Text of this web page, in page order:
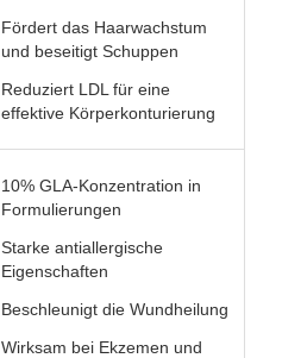
Fördert das Haarwachstum
und beseitigt Schuppen
Reduziert LDL für eine
effektive Körperkonturierung
10% GLA-Konzentration in
Formulierungen
Starke antiallergische
Eigenschaften
Beschleunigt die Wundheilung
Wirksam bei Ekzemen und